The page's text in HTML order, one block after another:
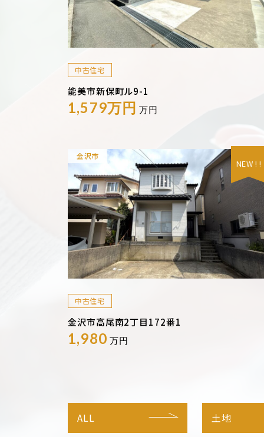
中古住宅
能美市新保町ル9-1
1,579万円 万円
金沢市
NEW ! !
中古住宅
金沢市高尾南2丁目172番1
1,980 万円
ALL 土地